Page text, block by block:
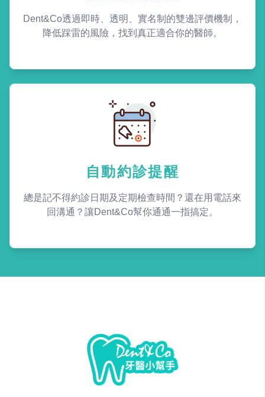
Dent&Co透過即時、透明、實名制的雙邊評價機制，
降低踩雷的風險，找到真正適合你的醫師。
自動約診提醒
總是記不得約診日期及定期檢查時間？還在用電話來
回溝通？讓Dent&Co幫你通通一指搞定。